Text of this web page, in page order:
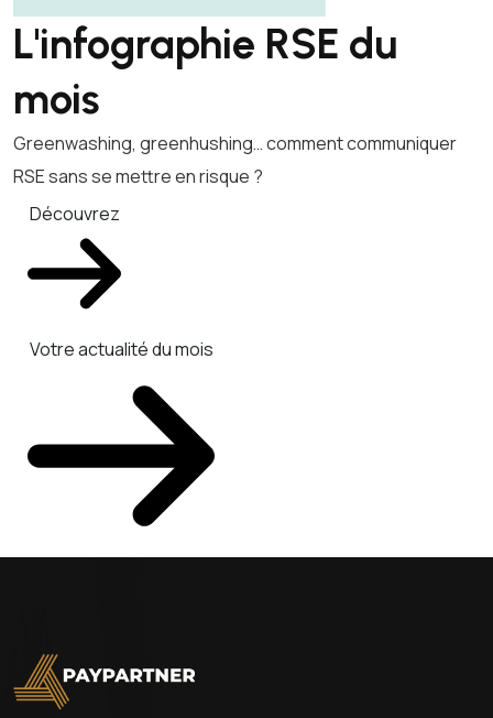
L'infographie RSE du
mois
Greenwashing, greenhushing… comment communiquer
RSE sans se mettre en risque ?
Découvrez
Votre actualité du mois